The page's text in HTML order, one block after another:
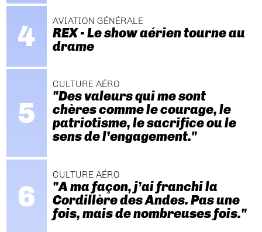
AVIATION GÉNÉRALE
REX - Le show aérien tourne au
drame
CULTURE AÉRO
"Des valeurs qui me sont
chères comme le courage, le
patriotisme, le sacrifice ou le
sens de l’engagement."
CULTURE AÉRO
"A ma façon, j’ai franchi la
Cordillère des Andes. Pas une
fois, mais de nombreuses fois."